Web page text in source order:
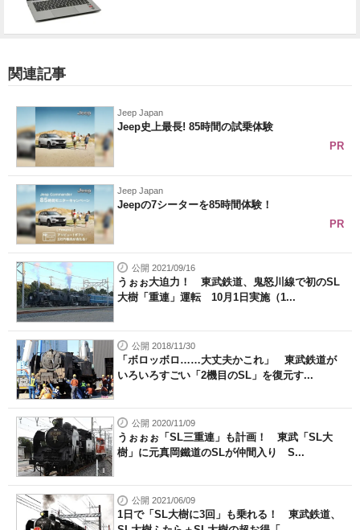
関連記事
Jeep Japan
Jeep史上最長! 85時間の試乗体験
PR
Jeep Japan
Jeepの7シーターを85時間体験！
PR
公開 2021/09/16
うぉぉ大迫力！ 東武鉄道、鬼怒川線で初のSL
大樹「重連」運転 10月1日実施（1...
公開 2018/11/30
「ボロッボロ……大丈夫かこれ」 東武鉄道が
いろいろすごい「2機目のSL」を復元す...
公開 2020/11/09
うぉぉぉ「SL三重連」も計画！ 東武「SL大
樹」に元真岡鐵道のSLが仲間入り S...
公開 2021/06/09
1日で「SL大樹に3回」も乗れる！ 東武鉄道、